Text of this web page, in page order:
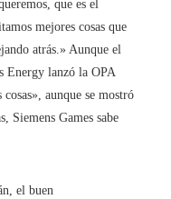
que es el
mejores cosas que
atrás.» Aunque el
Energy lanzó la OPA
aunque se mostró
Siemens Games sabe
el buen